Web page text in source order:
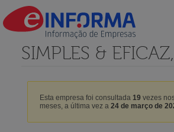
SIMPLES &
Esta empresa foi consultada 19 vezes
meses, a última vez a 24 de março de